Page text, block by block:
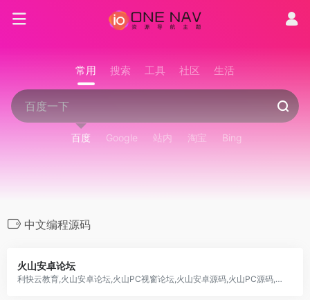
常用 搜索 工具 社区 生活
百度 Google 站内 淘宝 Bing
中文编程源码
火山安卓论坛
利快云教育,火山安卓论坛,火山PC视窗论坛,火山安卓源码,火山PC源码,火山安卓教程,火山软件开发平台最全知识库,提供火山源码下载,火山课程学习,名师视频课程